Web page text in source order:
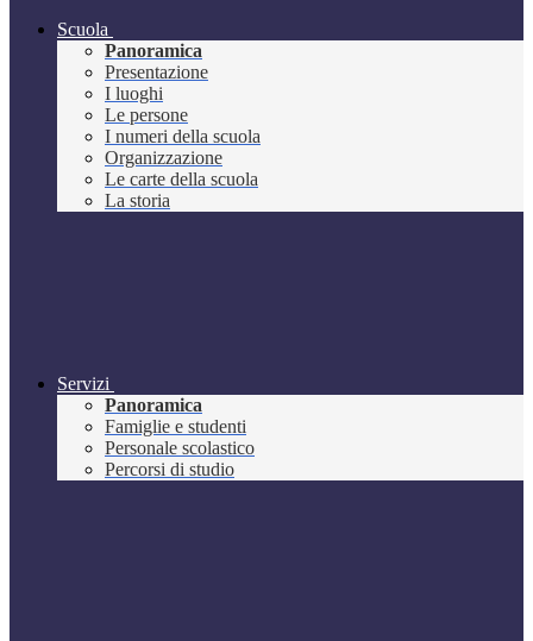
Scuola
Panoramica
Presentazione
I luoghi
Le persone
I numeri della scuola
Organizzazione
Le carte della scuola
La storia
Servizi
Panoramica
Famiglie e studenti
Personale scolastico
Percorsi di studio